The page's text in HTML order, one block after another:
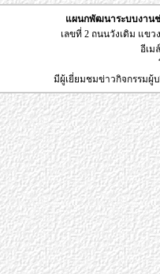
แผนกพัฒนาระบบงานช่
เลขที่ 2 ถนนวังเดิม แขว
อีเม
มีผู้เยี่ยมชมข่าวกิจกรรม